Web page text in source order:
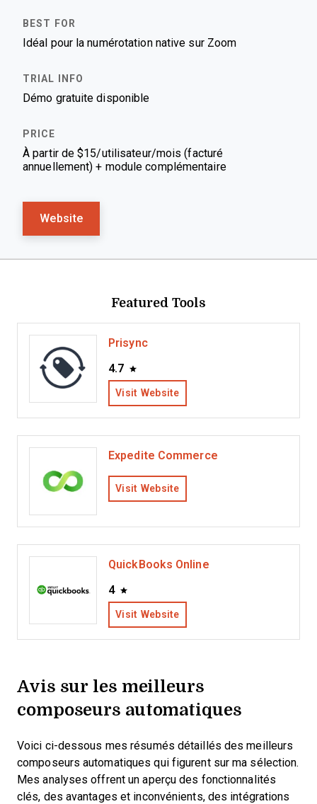
Idéal pour la numérotation native sur Zoom
Démo gratuite disponible
À partir de $15/utilisateur/mois (facturé
annuellement) + module complémentaire
Website
Featured Tools
Prisync
4.7
Visit Website
Expedite Commerce
Visit Website
QuickBooks Online
4
Visit Website
Avis sur les meilleurs
composeurs automatiques
Voici ci-dessous mes résumés détaillés des meilleurs
composeurs automatiques qui figurent sur ma sélection.
Mes analyses offrent un aperçu des fonctionnalités
clés, des avantages et inconvénients, des intégrations